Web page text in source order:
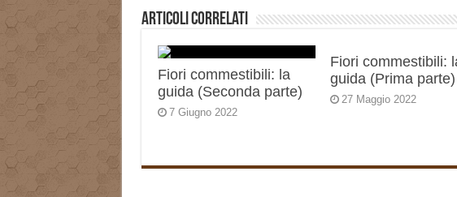
Articoli correlati
Fiori commestibili: la
guida (Seconda parte)
7 Giugno 2022
Fiori commestibili:
guida (Prima parte)
27 Maggio 2022